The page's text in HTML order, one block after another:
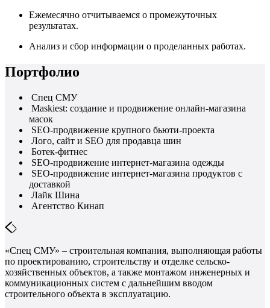
Ежемесячно отчитываемся о промежуточных
результатах.
Анализ и сбор информации о проделанных работах.
Портфолио
Спец СМУ
Maskiest: создание и продвижение онлайн-магазина
масок
SEO-продвижение крупного бьюти-проекта
Лого, сайт и SEO для продавца шин
Ботек-фитнес
SEO-продвижение интернет-магазина одежды
SEO-продвижение интернет-магазина продуктов с
доставкой
Лайк Шина
Агентство Кинап
«Спец СМУ» – строительная компания, выполняющая работы
по проектированию, строительству и отделке сельско-
хозяйственных объектов, а также монтажом инженерных и
коммуникационных систем с дальнейшим вводом
строительного объекта в эксплуатацию.